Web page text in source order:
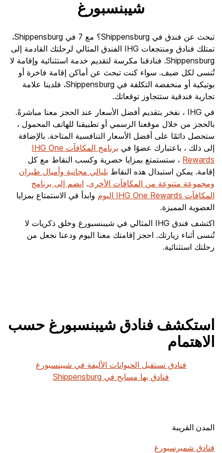
شيبنسبورغ
تبحث عن فندق في Shippensburg؟ مع 7 في Shippensburg،
تمتلك فنادق ومنتجعات IHG الفندق المثالي لرحلتك القادمة إلى
Shippensburg. فنادقنا مكرسة لتقديم خدمة استثنائية وإقامة لا
تُنسى لكل ضيف. سواء كنت تبحث عن أماكن إقامة فاخرة أو
بوتيكية أو منخفضة التكلفة في Shippensburg، فلدينا علامة
تجارية فندقية ستتجاوز توقعاتك.
في IHG ، نفخر بتقديم أفضل الأسعار عند الحجز معنا مباشرةً.
بالحجز من خلال موقعنا الرسمي أو تطبيقنا للهاتف المحمول ،
ستحصل دائمًا على أفضل الأسعار التنافسية المتاحة. بالإضافة
إلى ذلك ، باعتبارك عضوًا في
برنامج المكافآت IHG One
Rewards ، ستستمتع بمزايا حصرية وكسب النقاط مع كل
إقامة. يمكن استبدال هذه النقاط بليالي مجانية وأميال طيران
ومجموعة متنوعة من المكافآت الأخرى. انضم إلى برنامج
المكافآت IHG One Rewards اليوم
وابدأ في الاستمتاع بمزايا
العضوية المميزة.
اكتشف فندق IHG المثالي في شيبنسبورغ وخلق ذكريات لا
تُنسى أثناء زيارتك. احجز إقامتك معنا اليوم ودعنا نجعل من
رحلتك استثنائية.
استكشف فنادق شيبنسبورغ حسب
الاهتمام
فنادق تستقبل الحيوانات الأليفة في شيبنسبورغ
فنادق بها مسابح في Shippensburg
المدن القريبة
فنادق شمبرسبورغ